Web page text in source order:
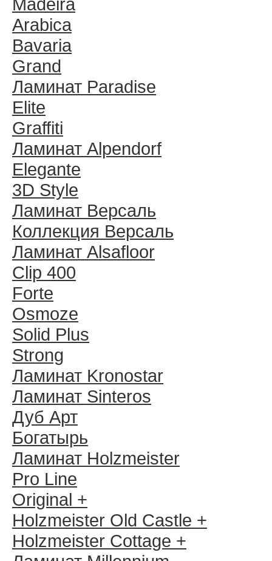
Arabica
Bavaria
Grand
Ламинат Paradise
Elite
Graffiti
Ламинат Alpendorf
Elegante
3D Style
Ламинат Версаль
Коллекция Версаль
Ламинат Alsafloor
Clip 400
Forte
Osmoze
Solid Plus
Strong
Ламинат Kronostar
Ламинат Sinteros
Дуб Арт
Богатырь
Ламинат Holzmeister
Pro Line
Original +
Holzmeister Old Castle +
Holzmeister Cottage +